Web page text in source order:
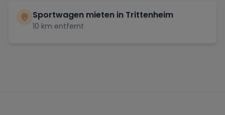
Sportwagen mieten in Trittenheim
10 km entfernt